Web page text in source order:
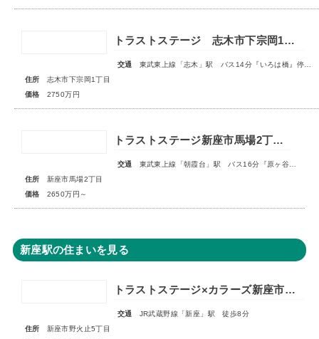
トラストステージ 志木市下宗岡1丁目7期 全7区画■大変ご好評につき最終1区画となりました■
交通
東武東上線「志木」駅 バス14分『いろは橋』停歩13分
住所
志木市下宗岡1丁目
価格
2750万円
トラストステージ新座市馬場2丁目6期 全4区画
交通
東武東上線「朝霞台」駅 バス16分『原ヶ谷戸』停歩2分
住所
新座市馬場2丁目
価格
2650万円～
新座駅の住まいを見る
トラストステージ×カラーズ新座市野火止5丁目46期 全12棟◆最終１棟◆
交通
JR武蔵野線「新座」駅 徒歩8分
住所
新座市野火止5丁目